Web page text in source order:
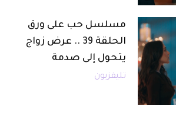
مسلسل حب على ورق
الحلقة 39 .. عرض زواج
يتحول إلى صدمة
تليفزيون